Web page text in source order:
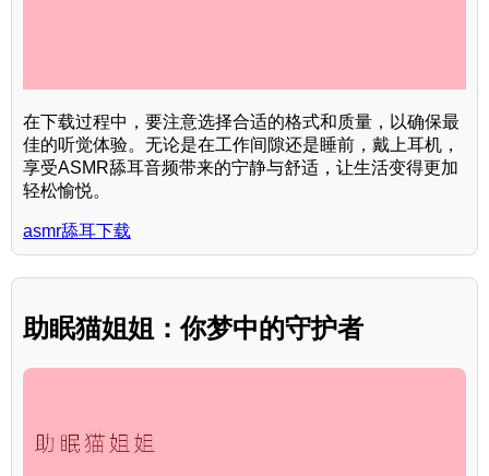
在下载过程中，要注意选择合适的格式和质量，以确保最
佳的听觉体验。无论是在工作间隙还是睡前，戴上耳机，
享受ASMR舔耳音频带来的宁静与舒适，让生活变得更加
轻松愉悦。
asmr舔耳下载
助眠猫姐姐：你梦中的守护者